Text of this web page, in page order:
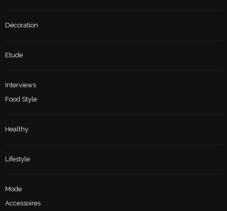
Décoration
Etude
Interviews
Food Style
Healthy
Lifestyle
Mode
Accessoires